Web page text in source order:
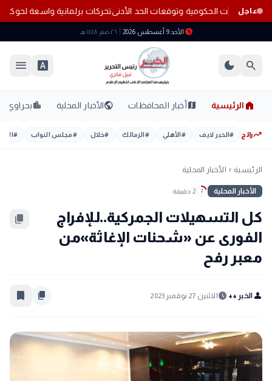
عاجل تحركات برلمانية واسعة لحوكمة
schedule الأحد 9 أغسطس 2026 ٢٦ صفر ١٤٤٨ هـ
search
dark_mode
font_download
menu
home الرئيسية mapأخبار المحافظات publicالأخبار المحلية location_cityبحراوي
trending_upرائج #الخبر لايف #الأهلي #الزمالك #خلال #مجلس النواب #
الرئيسية chevron_left الأخبار المحلية
الأخبار المحلية 2 2 دقيقة
كل التسهيلات الجمركية..للإفراج
الفورى عن «شحنات الإغاثة»من
معبر رفح
content_copy
person الخبر ++ schedule الاثنين 27 نوفمبر 2023 content_copy
bookmark_border